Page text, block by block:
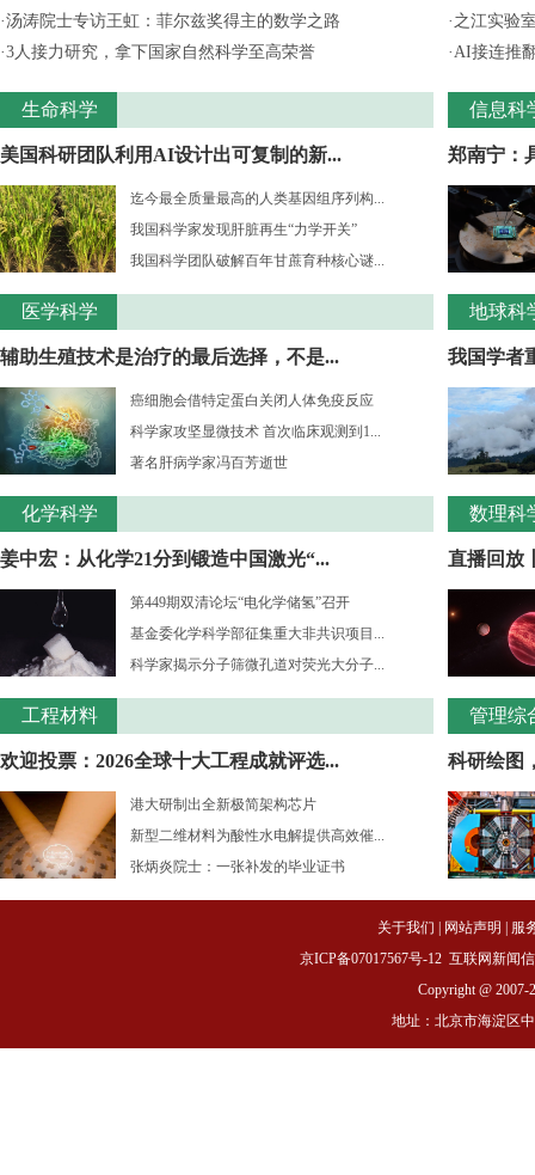
·汤涛院士专访王虹：菲尔兹奖得主的数学之路
·3人接力研究，拿下国家自然科学至高荣誉
生命科学
美国科研团队利用AI设计出可复制的新...
迄今最全质量最高的人类基因组序列构...
我国科学家发现肝脏再生“力学开关”
我国科学团队破解百年甘蔗育种核心谜...
医学科学
辅助生殖技术是治疗的最后选择，不是...
癌细胞会借特定蛋白关闭人体免疫反应
科学家攻坚显微技术 首次临床观测到1...
著名肝病学家冯百芳逝世
化学科学
姜中宏：从化学21分到锻造中国激光“...
第449期双清论坛“电化学储氢”召开
基金委化学科学部征集重大非共识项目...
科学家揭示分子筛微孔道对荧光大分子...
工程材料
欢迎投票：2026全球十大工程成就评选...
港大研制出全新极简架构芯片
新型二维材料为酸性水电解提供高效催...
张炳炎院士：一张补发的毕业证书
· 之江实验
·AI接连推
信息科
郑南宁：
地球科
我国学者
数理科
直播回放
管理综
科研绘图
关于我们 网站声明
服
京ICP备07017567号-12 互联网新闻
Copyright @ 2007-
地址：北京市海淀区